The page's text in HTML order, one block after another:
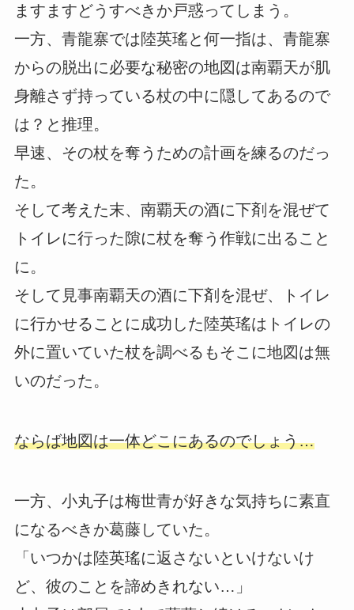
ますますどうすべきか戸惑ってしまう。
一方、青龍寨では陸英瑤と何一指は、青龍寨
からの脱出に必要な秘密の地図は南覇天が肌
身離さず持っている杖の中に隠してあるので
は？と推理。
早速、その杖を奪うための計画を練るのだっ
た。
そして考えた末、南覇天の酒に下剤を混ぜて
トイレに行った隙に杖を奪う作戦に出ること
に。
そして見事南覇天の酒に下剤を混ぜ、トイレ
に行かせることに成功した陸英瑤はトイレの
外に置いていた杖を調べるもそこに地図は無
いのだった。
ならば地図は一体どこにあるのでしょう…
一方、小丸子は梅世青が好きな気持ちに素直
になるべきか葛藤していた。
「いつかは陸英瑤に返さないといけないけ
ど、彼のことを諦めきれない…」